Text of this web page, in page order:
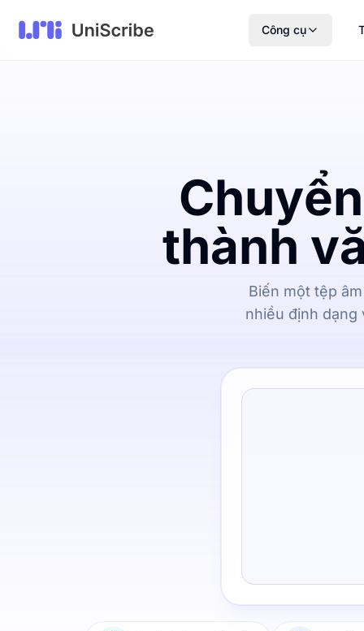
Công cụ
thành
Biến một tệp
nhiều định dạng